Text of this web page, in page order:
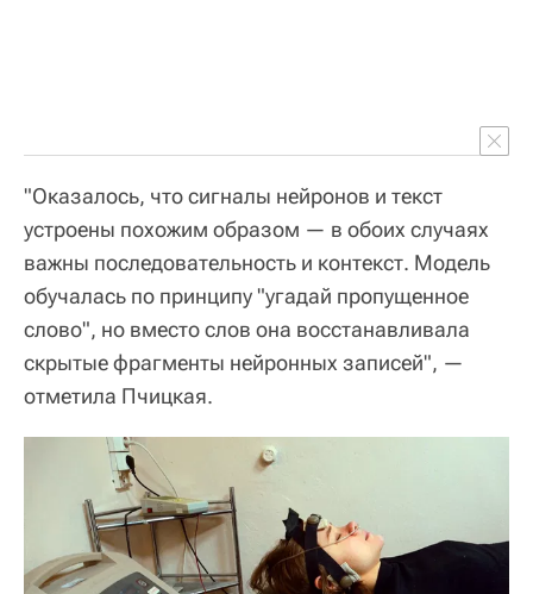
"Оказалось, что сигналы нейронов и текст
устроены похожим образом — в обоих случаях
важны последовательность и контекст. Модель
обучалась по принципу "угадай пропущенное
слово", но вместо слов она восстанавливала
скрытые фрагменты нейронных записей", —
отметила Пчицкая.